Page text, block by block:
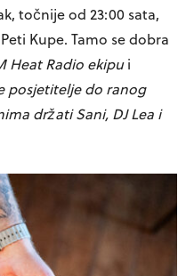
točnije od 23:00 sata,
Kupe. Tamo se dobra
Heat Radio ekipui
posjetitelje do ranog
držati Sani, DJ Lea i